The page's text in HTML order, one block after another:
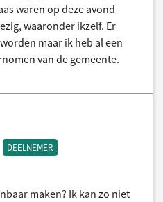
waren op deze avond
waaronder ikzelf. Er
maar ik heb al een
van de gemeente.
DEELNEMER
maken? Ik kan zo niet